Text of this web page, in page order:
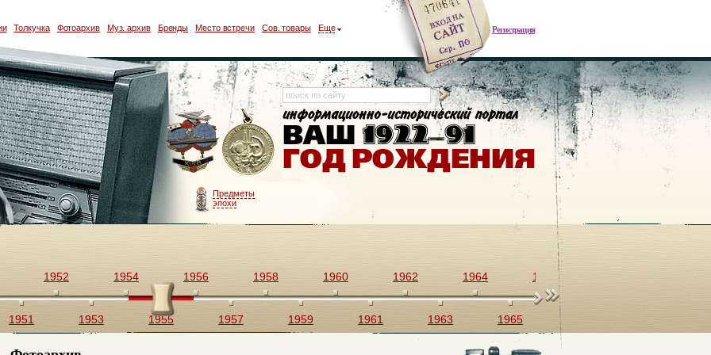
Регистрация
Толкучка Фотоархив Муз. архив Бренды Место встречи Сов. товары Еще
Предметы
эпохи
1951
1952
1953
1954
1955
1956
1957
1958
1959
1960
1961
1962
1963
1964
1965
1966